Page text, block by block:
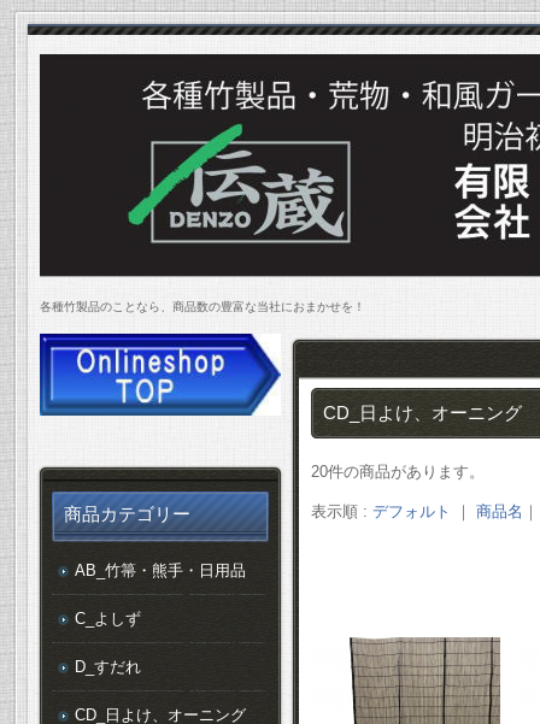
各種竹製品のことなら、商品数の豊富な当社におまかせを！
CD_日よけ、オーニング
20件の商品があります。
表示順 : デフォルト ｜ 商品名
商品カテゴリー
AB_竹箒・熊手・日用品
C_よしず
D_すだれ
CD_日よけ、オーニング